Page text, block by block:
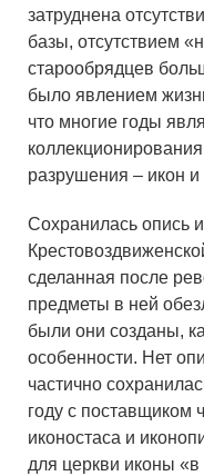
затруднена
базы, отсутствием
старообрядцев
было явлением
что многие годы
разрушения – икон и
Сохранилась опись
сделанная после
предметы в ней
были они созданы,
особенности. Нет
частично
году с поставщиком
иконостаса и
для церкви иконы «в